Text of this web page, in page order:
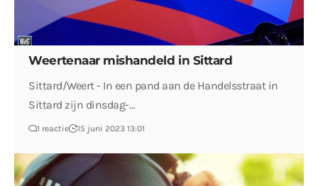
Weertenaar mishandeld in Sittard
Sittard/Weert - In een pand aan de Handelsstraat in
Sittard zijn dinsdag-…
1 reactie 15 juni 2023 13:01